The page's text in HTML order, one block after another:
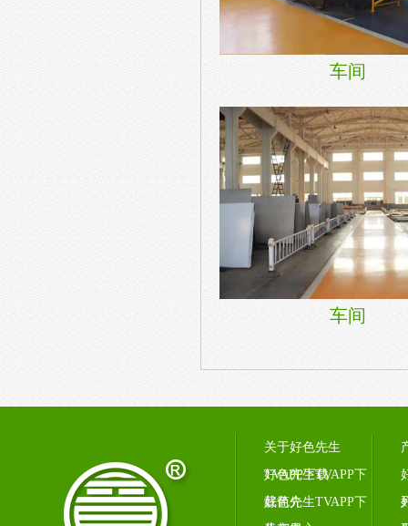
车间
车间
关于好色先生
TVAPP下载
好色先生TVAPP下
载简介
好色先生TVAPP下